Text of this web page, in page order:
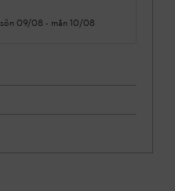
sön 09/08 - mån 10/08